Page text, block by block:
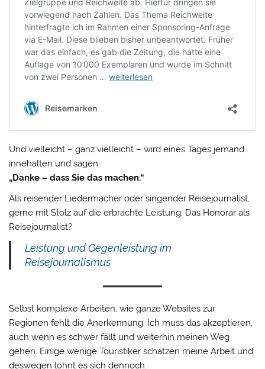
Und vielleicht – ganz vielleicht – wird eines Tages jemand
innehalten und sagen:
„Danke – dass Sie das machen.“
Als reisender Liedermacher oder singender Reisejournalist,
gerne mit Stolz auf die erbrachte Leistung. Das Honorar als
Reisejournalist?
Leistung und Gegenleistung im
Reisejournalismus
Selbst komplexe Arbeiten, wie ganze Websites zur
Regionen fehlt die Anerkennung. Ich muss das akzeptieren,
auch wenn es schwer fällt und weiterhin meinen Weg
gehen. Einige wenige Touristiker schätzen meine Arbeit und
deswegen lohnt es sich dennoch.